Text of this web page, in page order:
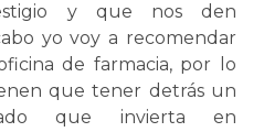
y que nos den
yo voy a recomendar
de farmacia, por lo
que tener detrás un
que invierta en